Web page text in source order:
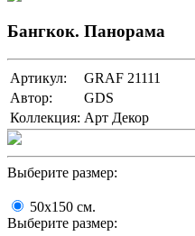
Бангкок. Панорама
Артикул:
GRAF 21111
Автор:
GDS
Коллекция: Арт Декор
Выберите размер:
50x150 cм.
Выберите размер: